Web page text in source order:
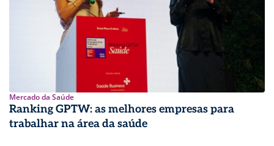
Mercado da Saúde
Ranking GPTW: as melhores empresas para
trabalhar na área da saúde